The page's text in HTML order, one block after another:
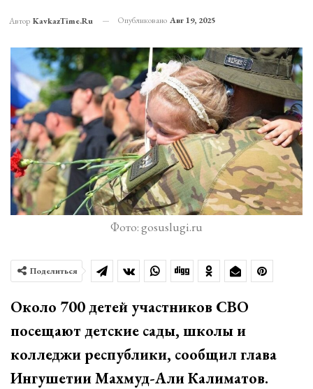
Автор KavkazTime.ru Опубликовано Авг 19, 2025
Фото: gosuslugi.ru
Поделиться
Около 700 детей участников СВО
посещают детские сады, школы и
колледжи республики, сообщил глава
Ингушетии Махмуд-Али Калиматов.